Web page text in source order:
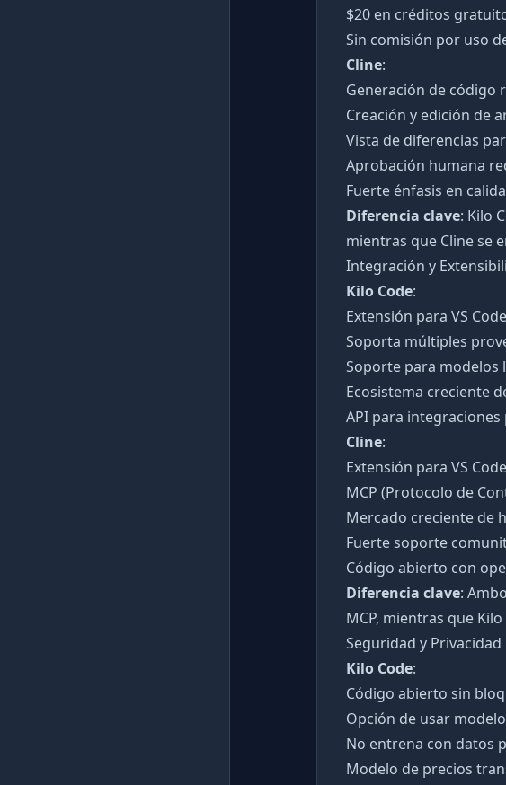
$20 en créditos
Sin comisión por uso
Cline:
Generación de código
Creación y edición de
Vista de diferencias
Aprobación humana
Fuerte énfasis en
Diferencia clave: Kilo
mientras que Cline se
Integración y
Kilo Code:
Extensión para VS Code
Soporta múltiples
Soporte para modelos
Ecosistema creciente
API para integraciones
Cline:
Extensión para VS Code
MCP (Protocolo de
Mercado creciente de
Fuerte soporte
Código abierto con
Diferencia clave:
MCP, mientras que
Seguridad y Privacidad
Kilo Code:
Código abierto sin
Opción de usar
No entrena con datos
Modelo de precios